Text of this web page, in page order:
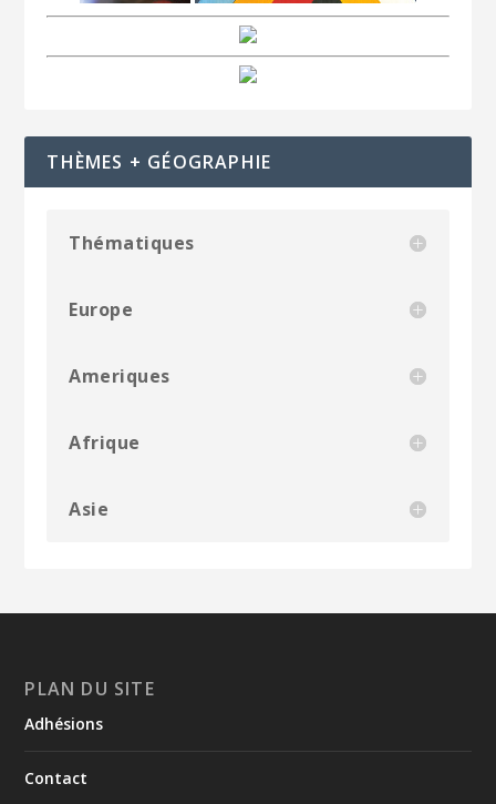
THÈMES + GÉOGRAPHIE
Thématiques
Europe
Ameriques
Afrique
Asie
PLAN DU SITE
Adhésions
Contact